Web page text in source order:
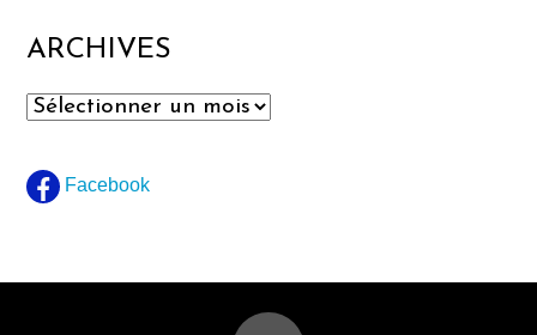
ARCHIVES
Archives
Facebook